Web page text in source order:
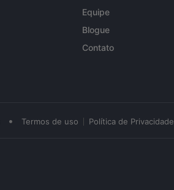
Equipe
Blogue
Contato
• Termos de uso Política de Privacidade